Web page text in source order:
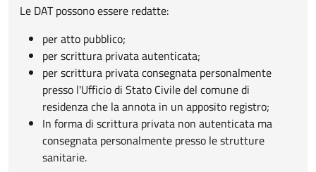
Le DAT possono essere redatte:
per atto pubblico;
per scrittura privata autenticata;
per scrittura privata consegnata personalmente
presso l'Ufficio di Stato Civile del comune di
residenza che la annota in un apposito registro;
In forma di scrittura privata non autenticata ma
consegnata personalmente presso le strutture
sanitarie.